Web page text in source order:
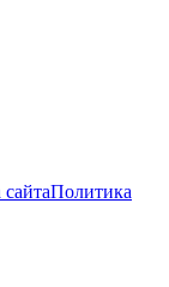
сайтаПолитика